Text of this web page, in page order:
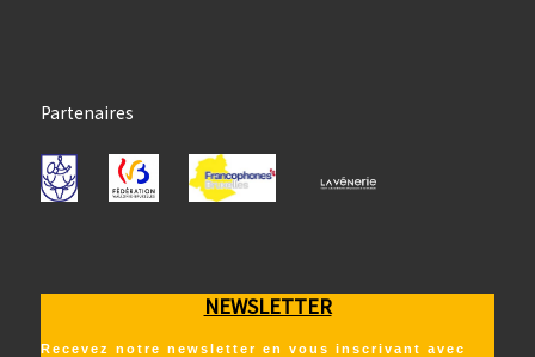
Partenaires
NEWSLETTER
Recevez notre newsletter en vous inscrivant avec